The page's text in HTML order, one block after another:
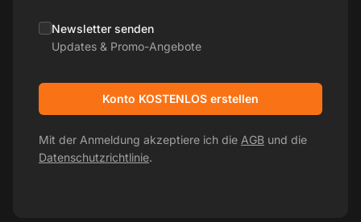
Newsletter senden
Updates & Promo-Angebote
Konto KOSTENLOS erstellen
Mit der Anmeldung akzeptiere ich die AGB und die
Datenschutzrichtlinie.